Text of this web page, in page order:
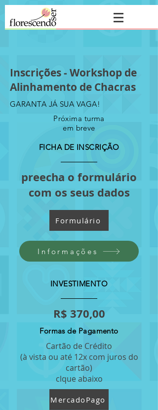
Inscrições - Workshop de
Alinhamento de Chacras
GARANTA JÁ SUA VAGA!
Próxima turma
em breve
FICHA DE INSCRIÇÃO
preecha o formulário
com os seus dados
Formulário
Informações
INVESTIMENTO
R$ 370,00
Formas de Pagamento
Cartão de Crédito
(à vista ou até 12x com juros do
cartão)
clque abaixo
MercadoPago